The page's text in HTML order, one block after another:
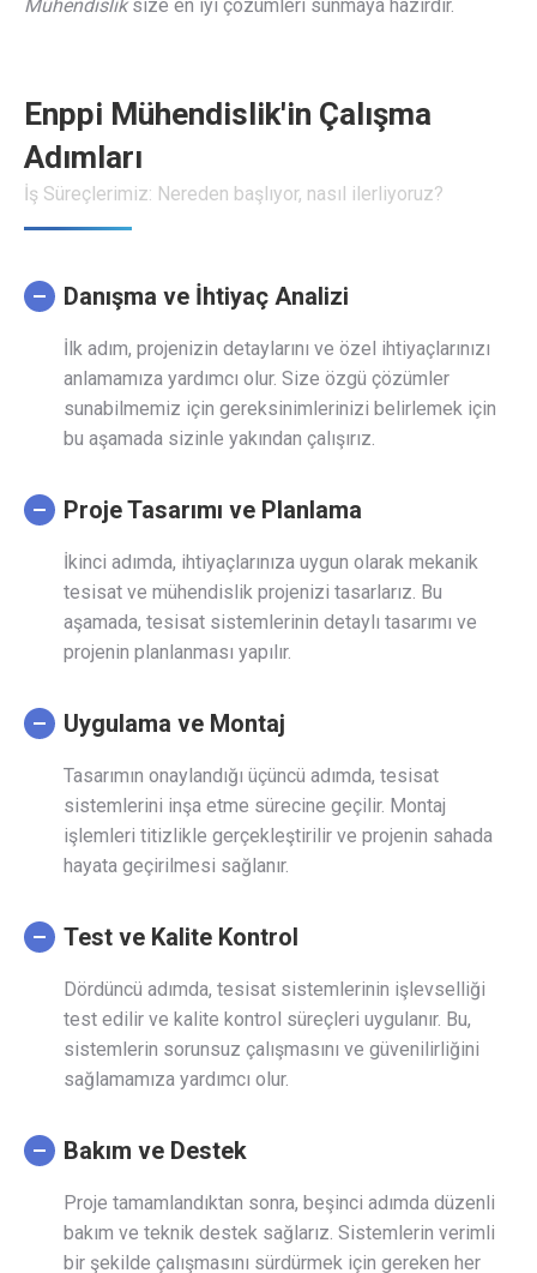
Mühendisliksize en iyi çözümleri sunmaya hazırdır.
Enppi Mühendislik'in Çalışma
Adımları
İş Süreçlerimiz: Nereden başlıyor, nasıl ilerliyoruz?
Danışma ve İhtiyaç Analizi
İlk adım, projenizin detaylarını ve özel ihtiyaçlarınızı
anlamamıza yardımcı olur. Size özgü çözümler
sunabilmemiz için gereksinimlerinizi belirlemek için
bu aşamada sizinle yakından çalışırız.
Proje Tasarımı ve Planlama
İkinci adımda, ihtiyaçlarınıza uygun olarak mekanik
tesisat ve mühendislik projenizi tasarlarız. Bu
aşamada, tesisat sistemlerinin detaylı tasarımı ve
projenin planlanması yapılır.
Uygulama ve Montaj
Tasarımın onaylandığı üçüncü adımda, tesisat
sistemlerini inşa etme sürecine geçilir. Montaj
işlemleri titizlikle gerçekleştirilir ve projenin sahada
hayata geçirilmesi sağlanır.
Test ve Kalite Kontrol
Dördüncü adımda, tesisat sistemlerinin işlevselliği
test edilir ve kalite kontrol süreçleri uygulanır. Bu,
sistemlerin sorunsuz çalışmasını ve güvenilirliğini
sağlamamıza yardımcı olur.
Bakım ve Destek
Proje tamamlandıktan sonra, beşinci adımda düzenli
bakım ve teknik destek sağlarız. Sistemlerin verimli
bir şekilde çalışmasını sürdürmek için gereken her